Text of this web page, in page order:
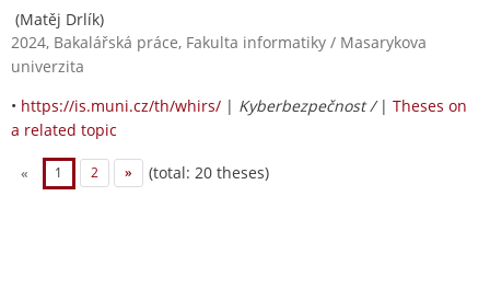
(Matěj Drlík)
2024, Bakalářská práce, Fakulta informatiky / Masarykova
univerzita
• https://is.muni.cz/th/whirs/ | Kyberbezpečnost / | Theses on
a related topic
« 1 2 » (total: 20 theses)